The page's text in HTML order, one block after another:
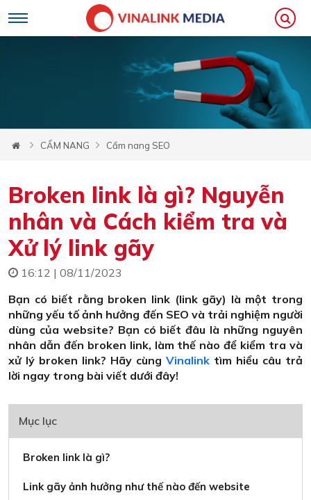
CẨM NANG Cẩm nang SEO
Broken link là gì? Nguyễn
nhân và Cách kiểm tra và
Xử lý link gãy
16:12 | 08/11/2023
Bạn có biết rằng broken link (link gãy) là một trong
những yếu tố ảnh hưởng đến SEO và trải nghiệm người
dùng của website? Bạn có biết đâu là những nguyên
nhân dẫn đến broken link, làm thế nào để kiểm tra và
xử lý broken link? Hãy cùng Vinalink tìm hiểu câu trả
lời ngay trong bài viết dưới đây!
Mục lục
Broken link là gì?
Link gãy ảnh hưởng như thế nào đến website